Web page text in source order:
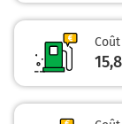
Au
sur
118